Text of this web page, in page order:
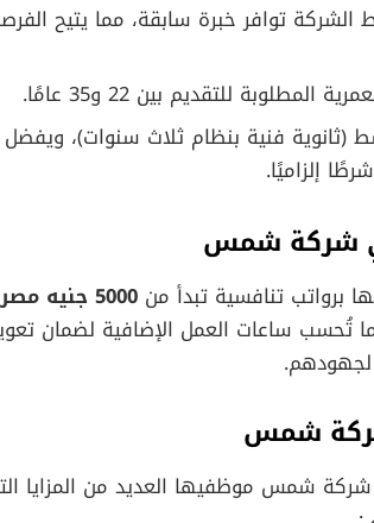
الشركة توافر خبرة سابقة، مما يتيح
المطلوبة للتقديم بين 22 و35 عامًا.
فنية بنظام ثلاث سنوات)،
إلزاميًا.
في شركة شمس
برواتب تنافسية تبدأ من 5000 جنيه مصري
تُحسب ساعات العمل الإضافية لضمان
لجهودهم.
شمس
شركة شمس موظفيها العديد من المزايا